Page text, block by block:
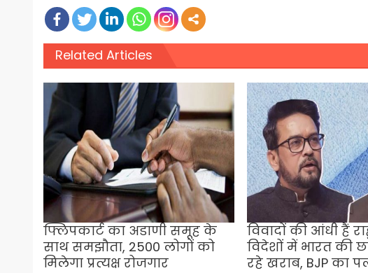
Related Articles
फ्लिपकार्ट का अडाणी समूह के
साथ समझौता, 2500 लोगों को
मिलेगा प्रत्यक्ष रोजगार
विवादों की आंधी हैं
विदेशों में भारत की
रहे खराब, BJP का